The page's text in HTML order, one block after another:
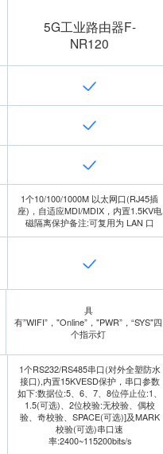
5G工业路由器F-
NR120
1个10/100/1000M 以太网口(RJ45插
座)，自适应MDI/MDIX，内置1.5KV电
磁隔离保护备注:可复用为 LAN 口
具
有”WIFI”，"Online”，"PWR”，“SYS"四
个指示灯
1个RS232/RS485串口(对外全塑防水
接口),内置15KVESD保护，串口参数
如下:数据位:5、6、7、8位停止位:1、
1.5(可选)、2位校验:无校验、偶校
验、奇校验、SPACE(可选)]及MARK
校验(可选)串口速
率:2400~115200bits/s